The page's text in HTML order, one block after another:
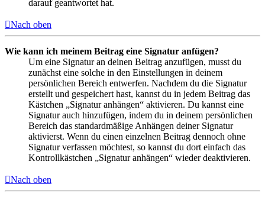
darauf geantwortet hat.
Nach oben
Wie kann ich meinem Beitrag eine Signatur anfügen?
Um eine Signatur an deinen Beitrag anzufügen, musst du
zunächst eine solche in den Einstellungen in deinem
persönlichen Bereich entwerfen. Nachdem du die Signatur
erstellt und gespeichert hast, kannst du in jedem Beitrag das
Kästchen „Signatur anhängen“ aktivieren. Du kannst eine
Signatur auch hinzufügen, indem du in deinem persönlichen
Bereich das standardmäßige Anhängen deiner Signatur
aktivierst. Wenn du einen einzelnen Beitrag dennoch ohne
Signatur verfassen möchtest, so kannst du dort einfach das
Kontrollkästchen „Signatur anhängen“ wieder deaktivieren.
Nach oben